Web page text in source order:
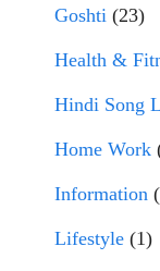
Goshti (23)
Health &
Hindi Song
Home Work
Information
Lifestyle (1)